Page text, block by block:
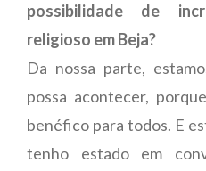
possibilidade de
religioso em Beja?
Da nossa parte,
possa acontecer,
benéfico para todos. E
tenho estado em